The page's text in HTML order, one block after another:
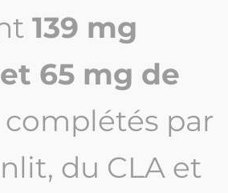
139 mg
et 65 mg de
complétés par
du CLA et